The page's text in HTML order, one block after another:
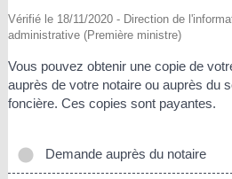
Vérifié le 18/11/2020 - Direction de
administrative (Première ministre)
Vous pouvez obtenir une copie de
auprès de votre notaire ou auprès du
foncière. Ces copies sont payantes.
Demande auprès du notaire